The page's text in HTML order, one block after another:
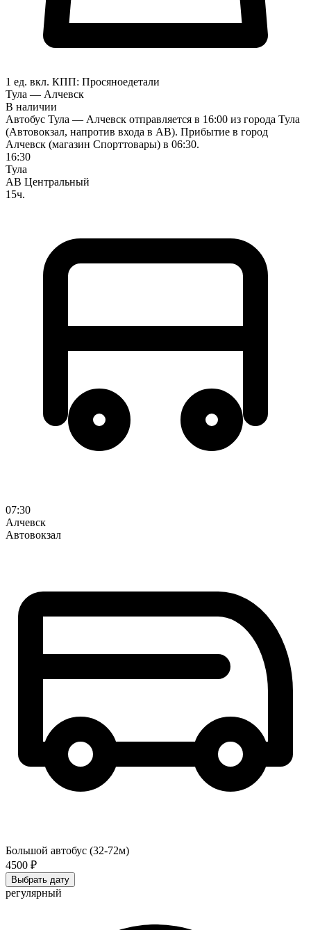
1 ед. вкл. КПП: Просяноедетали
Тула — Алчевск
В наличии
Автобус Тула — Алчевск отправляется в 16:00 из города Тула
(Автовокзал, напротив входа в АВ). Прибытие в город
Алчевск (магазин Спорттовары) в 06:30.
16:30
Тула
АВ Центральный
15ч.
07:30
Алчевск
Автовокзал
Большой автобус (32-72м)
4500 ₽
Выбрать дату
регулярный